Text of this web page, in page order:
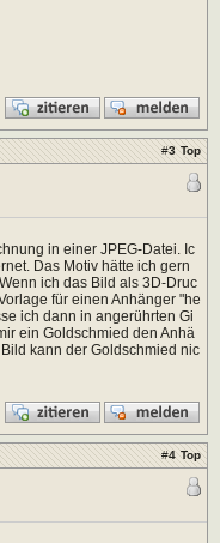
#3 Top
in einer JPEG-Datei. Ic
Das Motiv hätte ich gern
ich das Bild als 3D-Druc
für einen Anhänger "he
ich dann in angerührten Gi
ein Goldschmied den Anhä
kann der Goldschmied nic
#4 Top